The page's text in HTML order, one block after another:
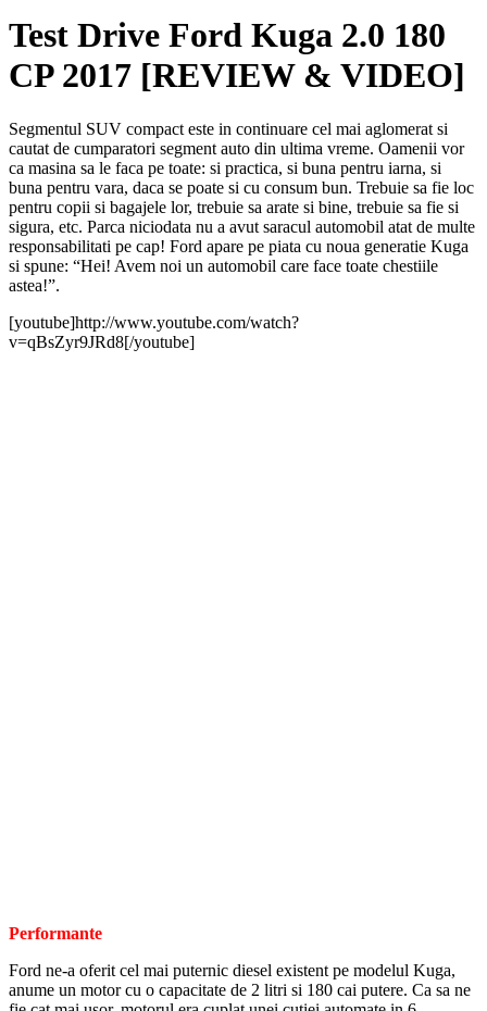
Test Drive Ford Kuga 2.0 180
CP 2017 [REVIEW & VIDEO]
Segmentul SUV compact este in continuare cel mai aglomerat si
cautat de cumparatori segment auto din ultima vreme. Oamenii vor
ca masina sa le faca pe toate: si practica, si buna pentru iarna, si
buna pentru vara, daca se poate si cu consum bun. Trebuie sa fie loc
pentru copii si bagajele lor, trebuie sa arate si bine, trebuie sa fie si
sigura, etc. Parca niciodata nu a avut saracul automobil atat de multe
responsabilitati pe cap! Ford apare pe piata cu noua generatie Kuga
si spune: “Hei! Avem noi un automobil care face toate chestiile
astea!”.
[youtube]http://www.youtube.com/watch?
v=qBsZyr9JRd8[/youtube]
Performante
Ford ne-a oferit cel mai puternic diesel existent pe modelul Kuga,
anume un motor cu o capacitate de 2 litri si 180 cai putere. Ca sa ne